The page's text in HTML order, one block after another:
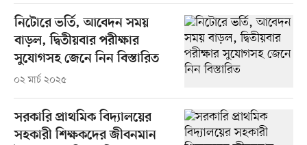
নিটোরে ভর্তি, আবেদন সময়
বাড়ল, দ্বিতীয়বার পরীক্ষার
সুযোগসহ জেনে নিন বিস্তারিত
০২ মার্চ ২০২৫
সরকারি প্রাথমিক বিদ্যালয়ের
সহকারী শিক্ষকদের জীবনমান